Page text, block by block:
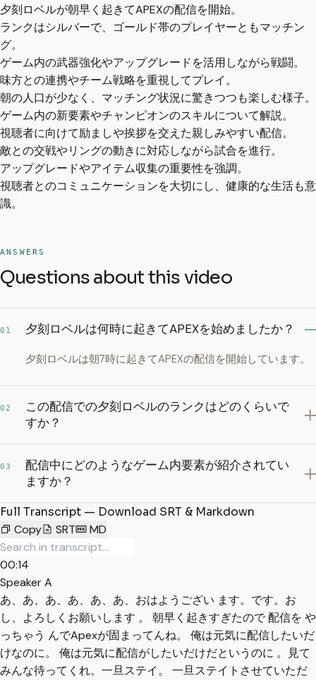
夕刻ロベルが朝早く起きてAPEXの配信を開始。
ランクはシルバーで、ゴールド帯のプレイヤーともマッチン
グ。
ゲーム内の武器強化やアップグレードを活用しながら戦闘。
味方との連携やチーム戦略を重視してプレイ。
朝の人口が少なく、マッチング状況に驚きつつも楽しむ様子。
ゲーム内の新要素やチャンピオンのスキルについて解説。
視聴者に向けて励ましや挨拶を交えた親しみやすい配信。
敵との交戦やリングの動きに対応しながら試合を進行。
アップグレードやアイテム収集の重要性を強調。
視聴者とのコミュニケーションを大切にし、健康的な生活も意
識。
ANSWERS
Questions about this video
01 夕刻ロベルは何時に起きてAPEXを始めましたか？
夕刻ロベルは朝7時に起きてAPEXの配信を開始しています。
02
この配信での夕刻ロベルのランクはどのくらいで
すか？
03
配信中にどのようなゲーム内要素が紹介されてい
ますか？
Full Transcript — Download SRT & Markdown
Copy
SRT MD
00:14
Speaker A
あ、あ、あ、あ、あ、あ、おはようござい ます。です。お
し、よろしくお願いします 。 朝早く起きすぎたので 配信を や
っちゃう んでApexが固まってんね。 俺は元気に配信したいだ
けなのに。 俺は元気に配信がしたいだけだというのに 。見て
みんな待ってくれ。一旦ステイ。 一旦ステイトさせていただ